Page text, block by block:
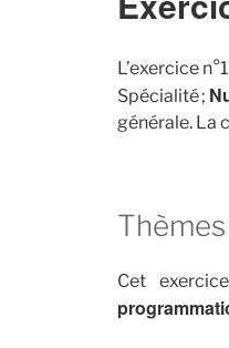
L’exercice
Spécialité ;
générale. La
Cet